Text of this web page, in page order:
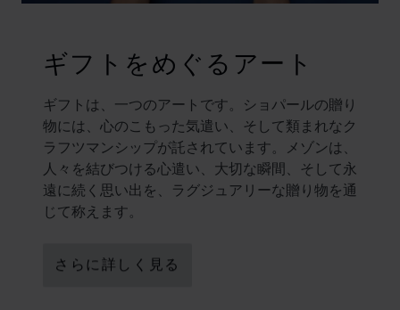
ギフトをめぐるアート
ギフトは、一つのアートです。ショパールの贈り
物には、心のこもった気遣い、そして類まれなク
ラフツマンシップが託されています。メゾンは、
人々を結びつける心遣い、大切な瞬間、そして永
遠に続く思い出を、ラグジュアリーな贈り物を通
じて称えます。
さらに詳しく見る